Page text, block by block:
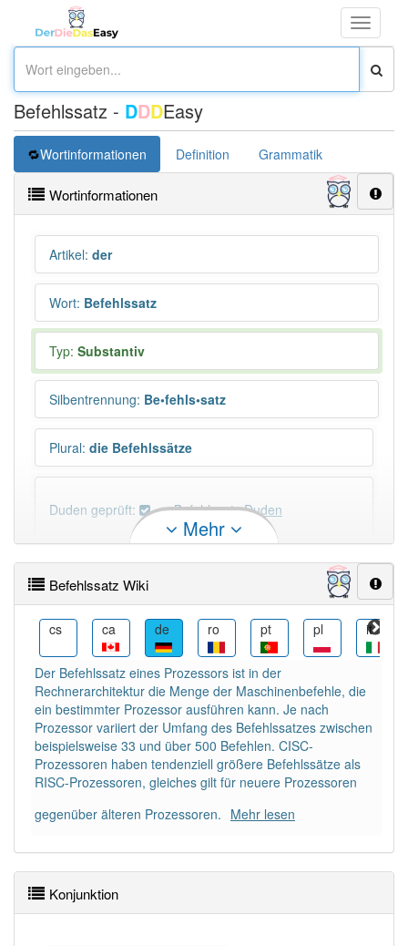
Toggle
Befehlssatz - DDDEasy
Wortinformationen Definition Grammatik
Wortinformationen
Artikel: der
Wort: Befehlssatz
Typ: Substantiv
Silbentrennung: Be•fehls•satz
Plural: die Befehlssätze
Duden geprüft: Befehlssatz Duden
PowerIndex:17
Häufigkeit: 4 von 10
Wörter mit Endung-befehlssatz: 1
Wörter mit Endung -befehlssatzaber mit einem
anderen Artikelder: 0
Das Wort wird häufig verwendet im Bereich
82% unserer Spielapp-Nutzer haben den Artikel
korrekt erraten.
Mehr
Befehlssatz Wiki
cs ca de ro pt pl it
Der Befehlssatz eines Prozessors ist in der
Rechnerarchitektur die Menge der Maschinenbefehle, die
ein bestimmter Prozessor ausführen kann. Je nach
Prozessor variiert der Umfang des Befehlssatzes zwischen
beispielsweise 33 und über 500 Befehlen. CISC-
Prozessoren haben tendenziell größere Befehlssätze als
RISC-Prozessoren, gleiches gilt für neuere Prozessoren
gegenüber älteren Prozessoren. Mehr lesen
Konjunktion